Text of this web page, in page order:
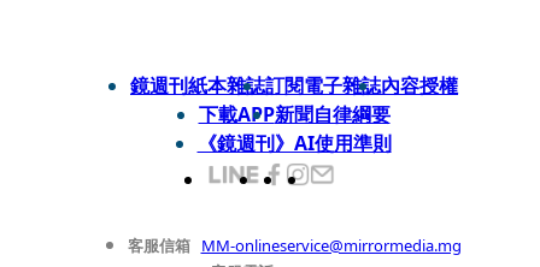
鏡週刊紙本雜誌訂閱電子雜誌內容授權
下載APP新聞自律綱要
《鏡週刊》AI使用準則
客服信箱 MM-onlineservice@mirrormedia.mg